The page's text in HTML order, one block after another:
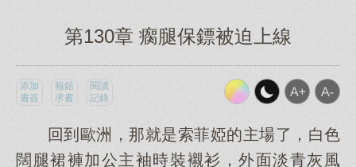
第130章 瘸腿保鏢被迫上線
添加
書簽
報錯
求書
閱讀
記錄
回到歐洲，那就是索菲婭的主場了，白色
闊腿裙褲加公主袖時裝襯衫，外面淡青灰風